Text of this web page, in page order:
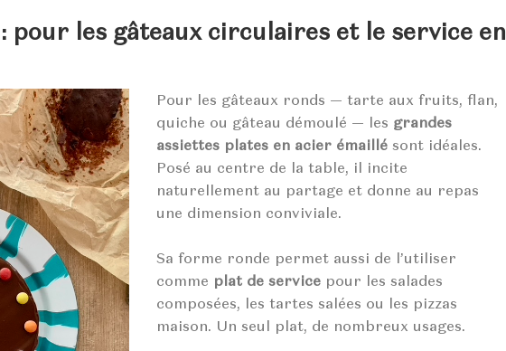
pour les gâteaux circulaires et le service en
Pour les gâteaux ronds — tarte aux fruits, flan,
quiche ou gâteau démoulé — les grandes
assiettes plates en acier émaillé sont idéales.
Posé au centre de la table, il incite
naturellement au partage et donne au repas
une dimension conviviale.
Sa forme ronde permet aussi de l’utiliser
comme plat de service pour les salades
composées, les tartes salées ou les pizzas
maison. Un seul plat, de nombreux usages.